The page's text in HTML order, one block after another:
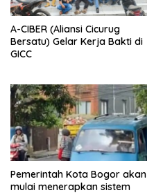
A-CIBER (Aliansi Cicurug
Bersatu) Gelar Kerja Bakti di
GICC
Pemerintah Kota Bogor akan
mulai menerapkan sistem